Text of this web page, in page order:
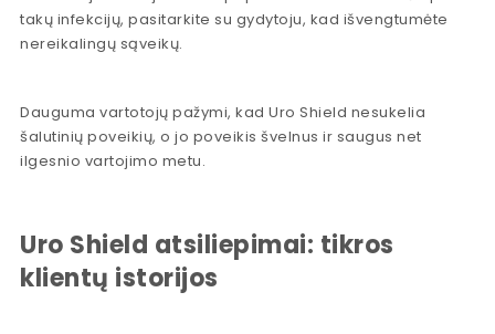
takų infekcijų, pasitarkite su gydytoju, kad išvengtumėte
nereikalingų sąveikų.
Dauguma vartotojų pažymi, kad Uro Shield nesukelia
šalutinių poveikių, o jo poveikis švelnus ir saugus net
ilgesnio vartojimo metu.
Uro Shield atsiliepimai: tikros
klientų istorijos